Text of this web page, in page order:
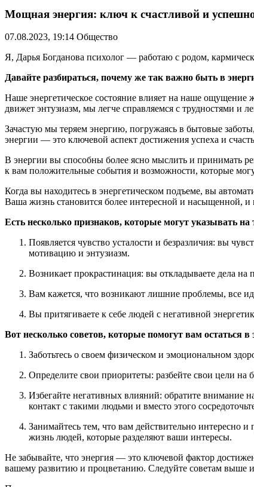
Мощная энергия: ключ к счастливой и
07.08.2023, 19:14 Общество
Я, Дарья Богданова психолог — работаю с родом,
Давайте разбираться, почему же так важно быть в
Наше энергетическое состояние влияет на наше ощущение
движет энтузиазм, мы легче справляемся с трудностями и
Зачастую мы теряем энергию, погружаясь в бытовые
энергии — это ключевой аспект достижения успеха и
В энергии вы способны более ясно мыслить и принимать
к вам положительные события и возможности, которые
Когда вы находитесь в энергетическом подъеме, вы
Ваша жизнь становится более интересной и насыщенной,
Есть несколько признаков, которые могут указывать на
Появляется чувство усталости и безразличия: вы
мотивацию и энтузиазм.
Возникает прокрастинация: вы откладываете дела на
Вам кажется, что возникают лишние проблемы, все
Вы притягиваете к себе людей с негативной
Вот несколько советов, которые помогут вам остаться в
Заботьтесь о своем физическом и эмоциональном
Определите свои приоритеты: разбейте свои цели на
Избегайте негативных влияний: обратите внимание
контакт с такими людьми и вместо этого
Занимайтесь тем, что вам действительно интересно
жизнь людей, которые разделяют ваши интересы.
Не забывайте, что энергия — это ключевой фактор
вашему развитию и процветанию. Следуйте советам выше